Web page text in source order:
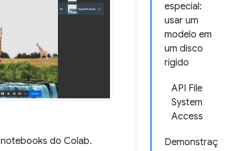
especial:
usar um
modelo em
um disco
rígido
API File
System
Access
Demonstraç
do Colab.